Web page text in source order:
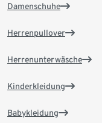
Damenschuhe
Herrenpullover
Herrenunterwäsche
Kinderkleidung
Babykleidung